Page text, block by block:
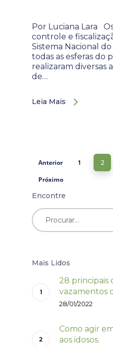
Por Luciana Lara
controle e
Sistema Nacional
todas as esferas do
realizaram diversas
de…
Leia Mais
Anterior 1 2
Próximo
Encontre
Mais Lidos
28 principais
vazamentos
28/01/2022
Como agir
aos idosos.